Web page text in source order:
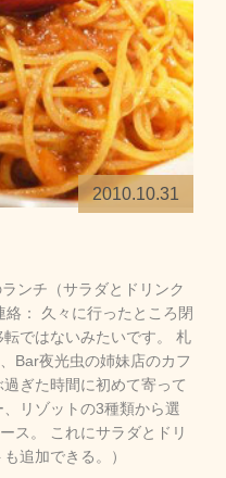
2010.10.31
ンチ（サラダとドリンク
： 久々に行ったところ閉
ではないみたいです。 札
Bar夜光虫の姉妹店のカフ
ぎた時間に初めて寄って
リゾットの3種類から選
ス。 これにサラダとドリ
追加できる。）